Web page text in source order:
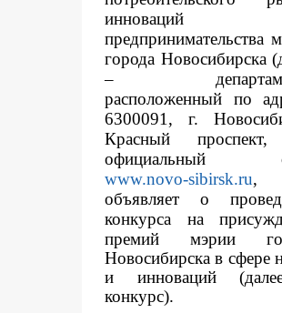
предпринимательства
города Новосибирска
–
расположенный по
6300091, г.
Красный
официальный
www.novo-sibirsk.ru,
объявляет о
конкурса на
премий мэрии
Новосибирска в сфере
и инноваций
конкурс).